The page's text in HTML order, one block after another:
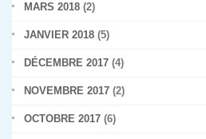
MARS 2018 (2)
JANVIER 2018 (5)
DÉCEMBRE 2017 (4)
NOVEMBRE 2017 (2)
OCTOBRE 2017 (6)